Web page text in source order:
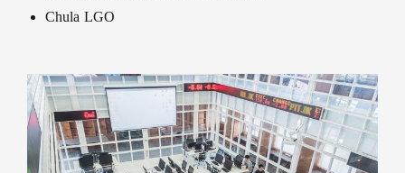
Chula LGO